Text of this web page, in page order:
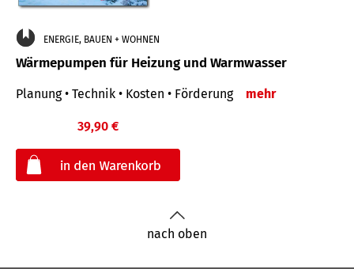
ENERGIE, BAUEN + WOHNEN
Wärmepumpen für Heizung und Warmwasser
Planung • Technik • Kosten • Förderung mehr
39,90 €
nach oben